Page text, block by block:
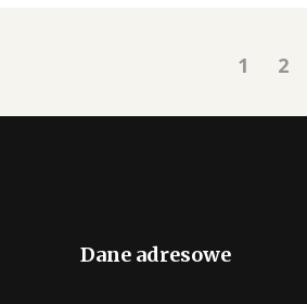
1 2
Dane adresowe